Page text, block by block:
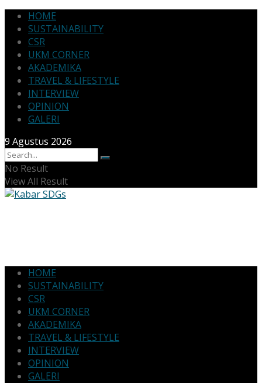
HOME
SUSTAINABILITY
CSR
UKM CORNER
AKADEMIKA
TRAVEL & LIFESTYLE
INTERVIEW
OPINION
GALERI
9 Agustus 2026
No Result
View All Result
HOME
SUSTAINABILITY
CSR
UKM CORNER
AKADEMIKA
TRAVEL & LIFESTYLE
INTERVIEW
OPINION
GALERI